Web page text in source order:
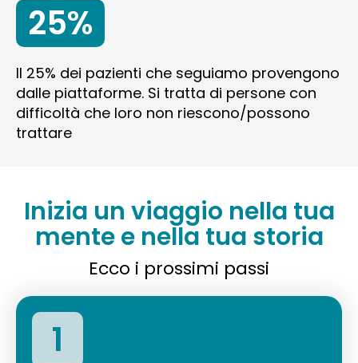
25%
Il 25% dei pazienti che seguiamo provengono
dalle piattaforme. Si tratta di persone con
difficoltà che loro non riescono/possono
trattare
Inizia un viaggio nella tua
mente e nella tua storia
Ecco i prossimi passi
1